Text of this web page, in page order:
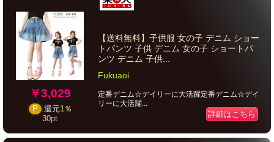
￥3,029
P 還元1％
30pt
【送料無料】子供服 女の子 デニム ショー
トパンツ 子供 デニム 女の子 ショートパ
ンツ デニム 子供...
Fukuaoi
定番デニム☆デイリーに大活躍定番デニム☆デイ
リーに大活躍...
詳細はこちら